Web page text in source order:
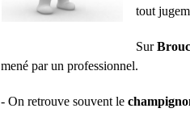
tout
Sur
mené par un professionnel.
- On retrouve souvent le